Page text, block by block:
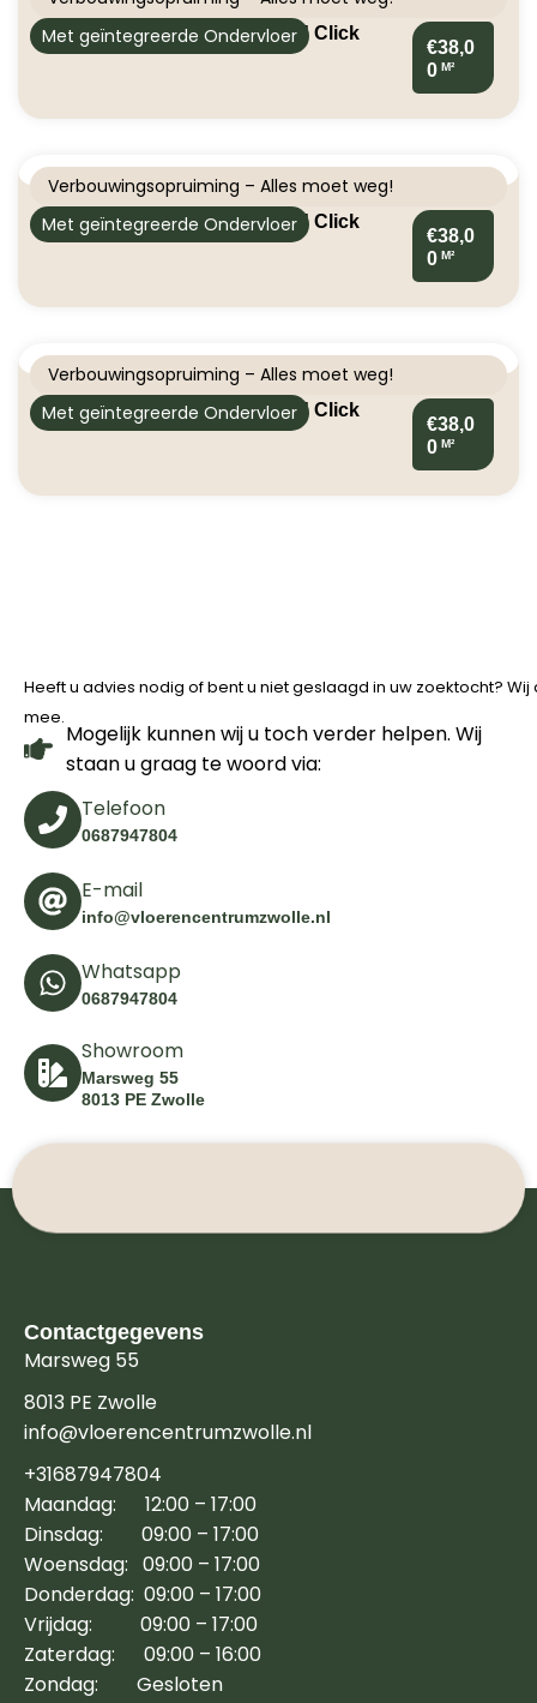
Met geïntegreerde Ondervloer
Palazzo visgraat XL 75 | Rigid Click
€38,0
0 M²
Verbouwingsopruiming – Alles moet weg!
Met geïntegreerde Ondervloer
Palazzo visgraat XL 76 | Rigid Click
€38,0
0 M²
Verbouwingsopruiming – Alles moet weg!
Met geïntegreerde Ondervloer
Palazzo visgraat XL 77 | Rigid Click
€38,0
0 M²
Heeft u advies nodig of bent u niet geslaagd in uw zoektocht?
mee.
Mogelijk kunnen wij u toch verder helpen. Wij
staan u graag te woord via:
Telefoon
0687947804
E-mail
info@vloerencentrumzwolle.nl
Whatsapp
0687947804
Showroom
Marsweg 55
8013 PE Zwolle
Contactgegevens
Marsweg 55
8013 PE Zwolle
info@vloerencentrumzwolle.nl
+31687947804
Maandag: 12:00 – 17:00
Dinsdag: 09:00 – 17:00
Woensdag: 09:00 – 17:00
Donderdag: 09:00 – 17:00
Vrijdag: 09:00 – 17:00
Zaterdag: 09:00 – 16:00
Zondag: Gesloten